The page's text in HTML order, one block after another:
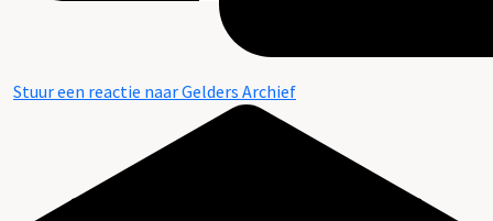
Stuur een reactie naar Gelders Archief